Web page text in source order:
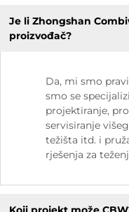
Je li Zhongshan
proizvođač?
Da, mi smo
smo se
projektiranje,
servisiranje
težišta itd. i
rješenja za